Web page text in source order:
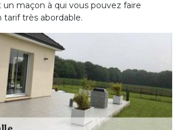
un maçon à qui vous pouvez faire
très abordable.